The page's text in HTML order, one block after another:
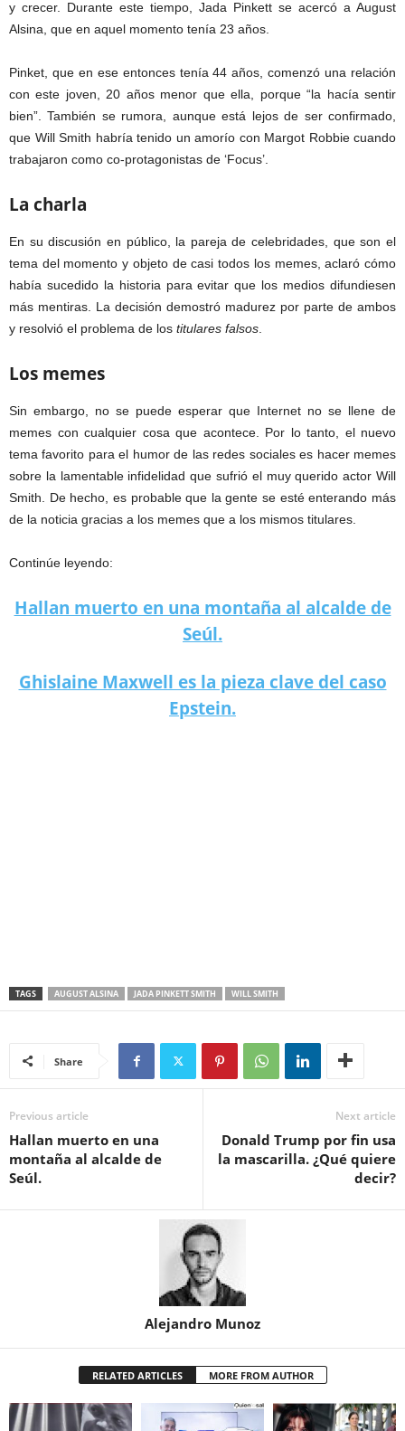
y crecer. Durante este tiempo, Jada Pinkett se acercó a August
Alsina, que en aquel momento tenía 23 años.
Pinket, que en ese entonces tenía 44 años, comenzó una relación
con este joven, 20 años menor que ella, porque “la hacía sentir
bien”. También se rumora, aunque está lejos de ser confirmado,
que Will Smith habría tenido un amorío con Margot Robbie cuando
trabajaron como co-protagonistas de ‘Focus’.
La charla
En su discusión en público, la pareja de celebridades, que son el
tema del momento y objeto de casi todos los memes, aclaró cómo
había sucedido la historia para evitar que los medios difundiesen
más mentiras. La decisión demostró madurez por parte de ambos
y resolvió el problema de los titulares falsos
Los memes
Sin embargo, no se puede esperar que Internet no se llene de
memes con cualquier cosa que acontece. Por lo tanto, el nuevo
tema favorito para el humor de las redes sociales es hacer memes
sobre la lamentable infidelidad que sufrió el muy querido actor Will
Smith. De hecho, es probable que la gente se esté enterando más
de la noticia gracias a los memes que a los mismos titulares.
Continúe leyendo:
Hallan muerto en una montaña al alcalde de
Seúl.
Ghislaine Maxwell es la pieza clave del caso
Epstein.
TAGS AUGUST ALSINA JADA PINKETT SMITH WILL SMITH
Share
Previous article
Hallan muerto en una
montaña al alcalde de
Seúl.
Next article
Donald Trump por fin usa
la mascarilla. ¿Qué quiere
decir?
Alejandro Munoz
RELATED ARTICLES MORE FROM AUTHOR